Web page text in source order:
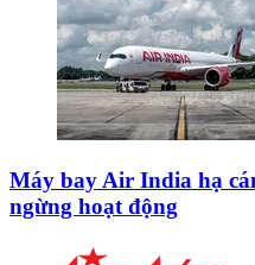
Máy bay Air India hạ
ngừng hoạt động